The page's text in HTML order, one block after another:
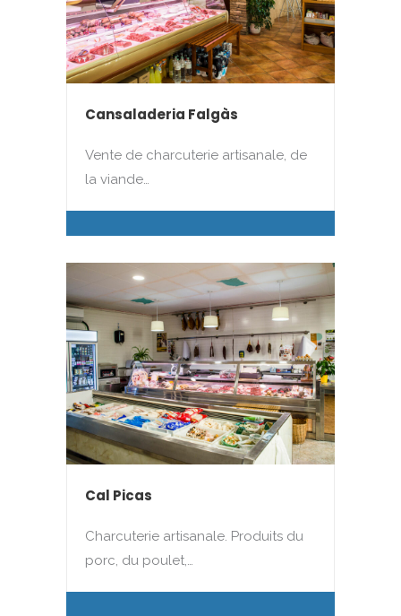
Cansaladeria Falgàs
Vente de charcuterie artisanale, de
la viande…
Cal Picas
Charcuterie artisanale. Produits du
porc, du poulet,…